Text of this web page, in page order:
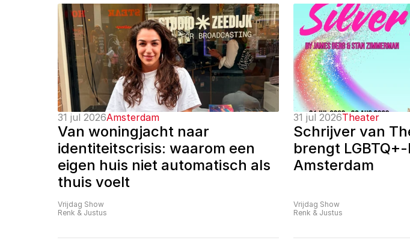
31 jul 2026Amsterdam
Van woningjacht naar
identiteitscrisis: waarom een
eigen huis niet automatisch als
thuis voelt
Vrijdag Show
Renk & Justus
31 jul 2026Theater
Schrijver van
brengt
Amsterdam
Vrijdag Show
Renk & Justus